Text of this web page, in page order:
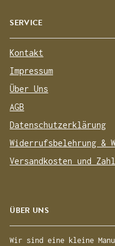
SERVICE
Kontakt
Impressum
Über Uns
AGB
Datenschutzerklärung
Widerrufsbelehrung &
Versandkosten und
ÜBER UNS
Wir sind eine kleine